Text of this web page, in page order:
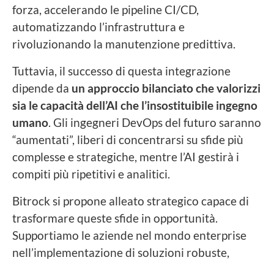
forza, accelerando le pipeline CI/CD,
automatizzando l’infrastruttura e
rivoluzionando la manutenzione predittiva.
Tuttavia, il successo di questa integrazione
dipende da un approccio bilanciato che valorizzi
sia le capacità dell’AI che l’insostituibile ingegno
umano. Gli ingegneri DevOps del futuro saranno
“aumentati”, liberi di concentrarsi su sfide più
complesse e strategiche, mentre l’AI gestirà i
compiti più ripetitivi e analitici.
Bitrock si propone alleato strategico capace di
trasformare queste sfide in opportunità.
Supportiamo le aziende nel mondo enterprise
nell’implementazione di soluzioni robuste,